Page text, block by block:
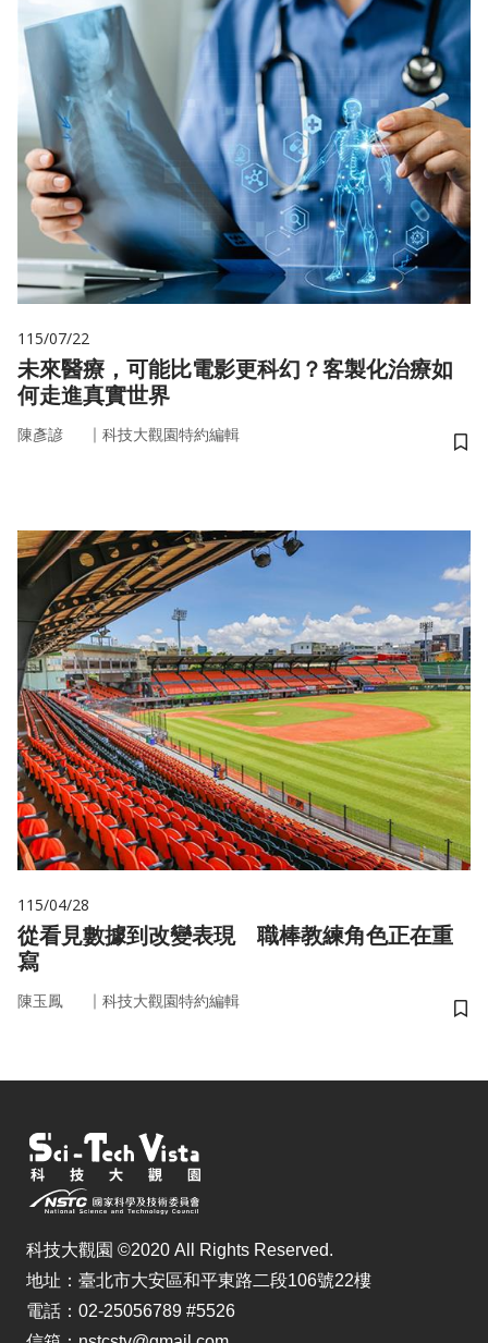
115/07/22
未來醫療，可能比電影更科幻？客製化治療如
何走進真實世界
陳彥諺 ｜ 科技大觀園特約編輯
儲
115/04/28
從看見數據到改變表現 職棒教練角色正在重
寫
陳玉鳳 ｜ 科技大觀園特約編輯
儲
科技大觀園 ©2020 All Rights Reserved.
地址：臺北市大安區和平東路二段106號22樓
電話：02-25056789 #5526